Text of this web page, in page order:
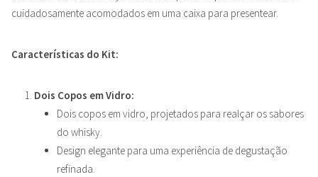
cuidadosamente acomodados em uma caixa para presentear.
Características do Kit:
Dois Copos em Vidro:
Dois copos em vidro, projetados para realçar os sabores
do whisky.
Design elegante para uma experiência de degustação
refinada.